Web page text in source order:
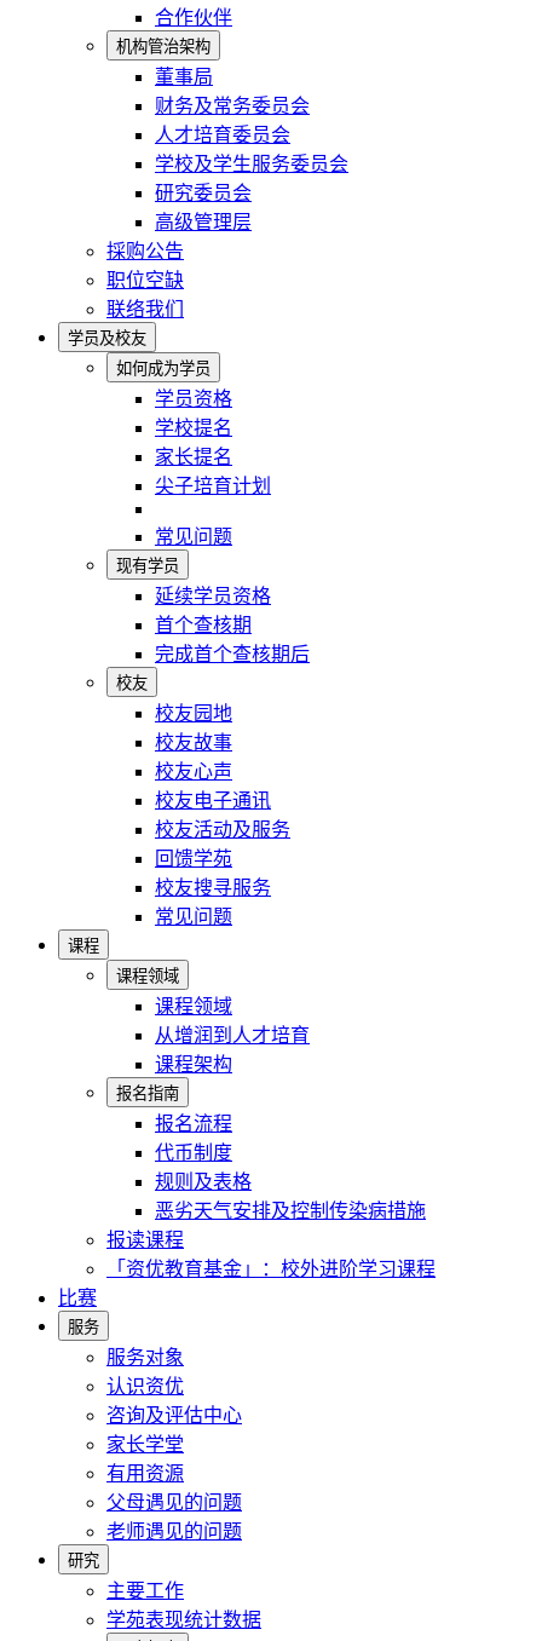
合作伙伴
机构管治架构
董事局
财务及常务委员会
人才培育委员会
学校及学生服务委员会
研究委员会
高级管理层
採购公告
职位空缺
联络我们
学员及校友
如何成为学员
学员资格
学校提名
家长提名
尖子培育计划
常见问题
现有学员
延续学员资格
首个查核期
完成首个查核期后
校友
校友园地
校友故事
校友心声
校友电子通讯
校友活动及服务
回馈学苑
校友搜寻服务
常见问题
课程
课程领域
课程领域
从增润到人才培育
课程架构
报名指南
报名流程
代币制度
规则及表格
恶劣天气安排及控制传染病措施
报读课程
「资优教育基金」：校外进阶学习课程
比赛
服务
服务对象
认识资优
咨询及评估中心
家长学堂
有用资源
父母遇见的问题
老师遇见的问题
研究
主要工作
学苑表现统计数据